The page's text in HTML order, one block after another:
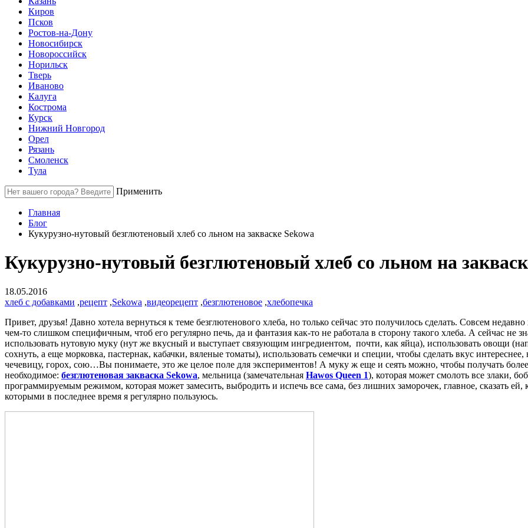
Киров
Псков
Ростов-на-Дону
Новосибирск
Новороссийск
Норильск
Тверь
Иваново
Калуга
Кострома
Курск
Нижний Новгород
Орел
Рязань
Смоленск
Тула
Применить
Главная
Блог
Кукурузно-нутовый безглютеновый хлеб со льном на закваске Sekowa
Кукурузно-нутовый безглютеновый хлеб со льном на
18.05.2016
хлеб с добавками ,рецепт ,Sekowa ,видеорецепт ,безглютеновое ,хлебопечка
Привет, друзья! Давно хотела вернуться к теме безглютенового хлеба, но только сейчас это получилось сделать. Совсем
чем-то слишком специфичным, чтоб его регулярно печь, да и фантазия как-то не работала в сторону такого хлеба. А сейчас не
использовать нутовую муку (нут же вкусный и выступает связующим ингредиентом, почти, как яйца), использовать овощи
сохнуть, а еще морковка, пастернак, кабачки, вяленые томаты), использовать семечки и специи, чтобы сделать вкус
чечевицу, горох, сою…Вы понимаете, это же целое поле для экспериментов! А муку ж еще и сеять можно, чтобы получать
необходимое: безглютеновая закваска Sekowa, мельница (замечательная Hawos Queen 1), которая может смолоть все злаки,
программируемым режимом, которая может замесить, выбродить и испечь все сама, без лишних заморочек, главное, сказать ей,
которыми в последнее время я регулярно пользуюсь.